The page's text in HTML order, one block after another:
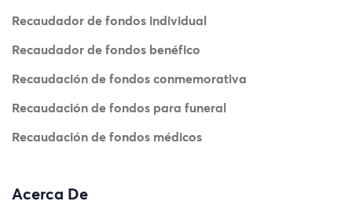
Recaudador de fondos individual
Recaudador de fondos benéfico
Recaudación de fondos conmemorativa
Recaudación de fondos para funeral
Recaudación de fondos médicos
Acerca De